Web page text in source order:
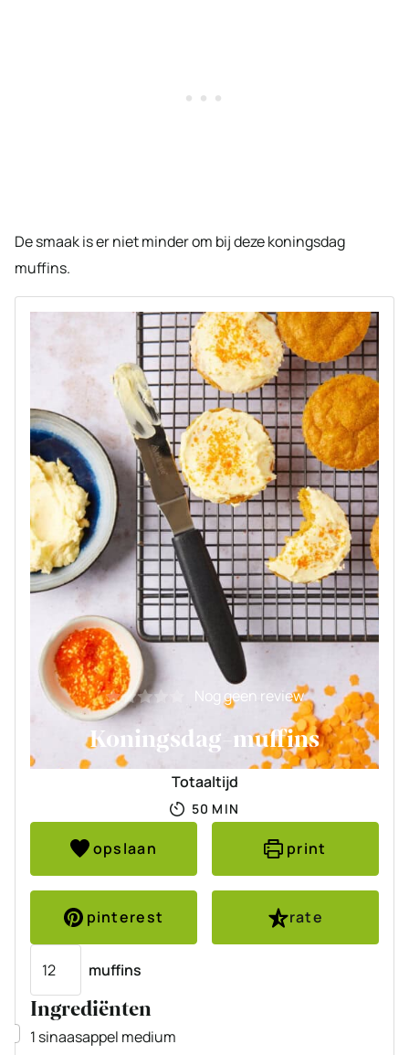
De smaak is er niet minder om bij deze koningsdag
muffins.
Nog geen review
Koningsdag-muffins
Totaaltijd
50 MINUTEN
MIN
opslaan print
pinterest
rate
muffins
Ingrediënten
▢
1 sinaasappel medium